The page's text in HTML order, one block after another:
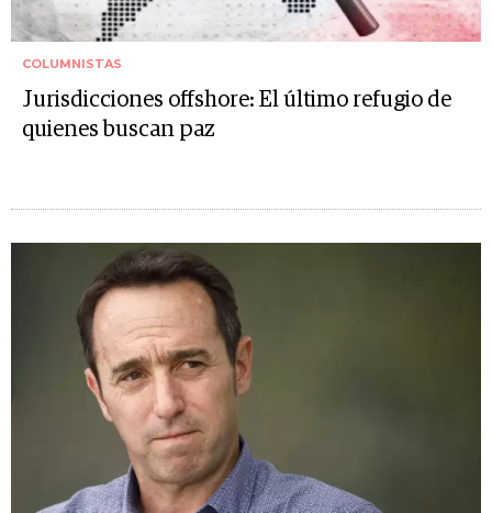
COLUMNISTAS
Jurisdicciones offshore: El último refugio de
quienes buscan paz